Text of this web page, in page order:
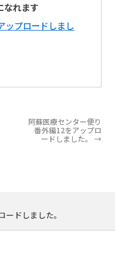
なれます
ップロードしまし
阿蘇医療センター便り
番外編12をアップロ
ードしました。 →
ドしました。